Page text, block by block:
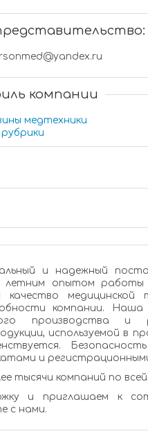
компании
медтехники
Еще 3 рубрики
эффективным
производства и
лечебных целях с
и
тысячи компаний по
с нами.